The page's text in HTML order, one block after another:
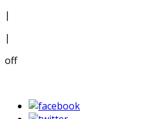
|
|
off